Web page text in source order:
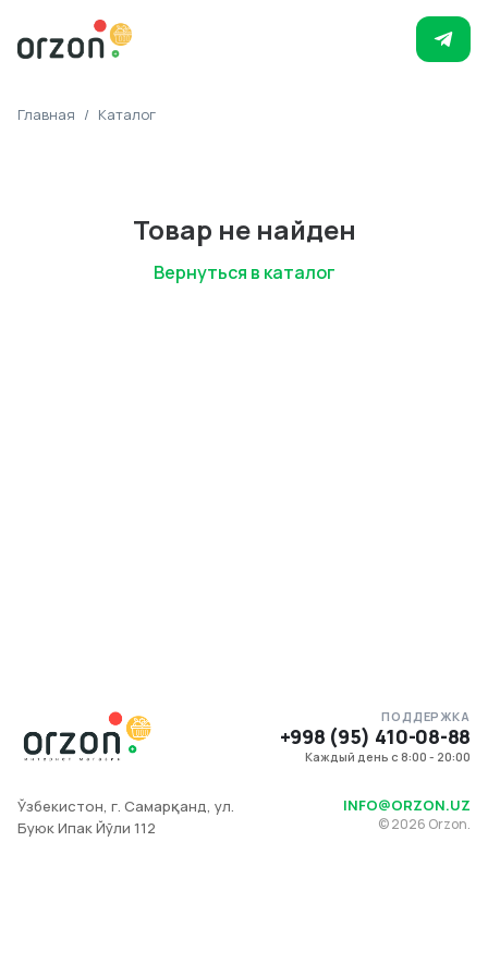
Главная / Каталог
Товар не найден
Вернуться в каталог
ПОДДЕРЖКА
+998 (95) 410-08-88
Каждый день с 8:00 - 20:00
Ўзбекистон, г. Самарқанд, ул.
Буюк Ипак Йўли 112
INFO@ORZON.UZ
©2026 Orzon.